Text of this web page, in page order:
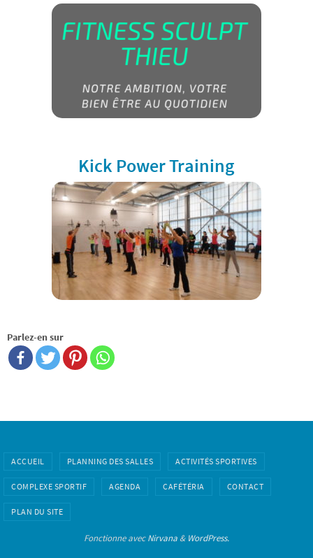
Kick Power Training
Parlez-en sur
ACCUEIL PLANNING DES SALLES ACTIVITÉS SPORTIVES
COMPLEXE SPORTIF AGENDA CAFÉTÉRIA CONTACT
PLAN DU SITE
Fonctionne avecNirvana & WordPress.